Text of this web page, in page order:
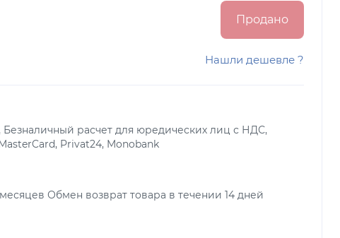
Продано
Нашли дешевле ?
расчет для юредических лиц с НДС,
Privat24, Monobank
месяцев Обмен возврат товара в течении 14 дней